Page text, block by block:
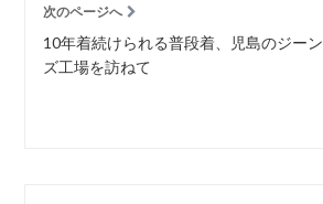
次のページへ
10年着続けられる普段着、児島のジーン
ズ工場を訪ねて